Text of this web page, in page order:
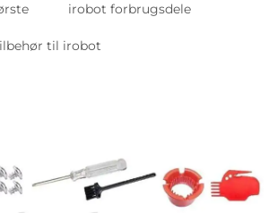
irobot forbrugsdele
til irobot